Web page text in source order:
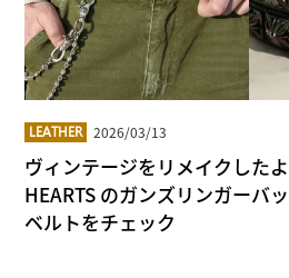
LEATHER 2026/03/13
ヴィンテージをリメイクした
HEARTS のガンズリンガーバ
ベルトをチェック